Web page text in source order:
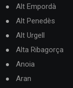
Alt Empordà
Alt Penedès
Alt Urgell
Alta Ribagorça
Anoia
Aran